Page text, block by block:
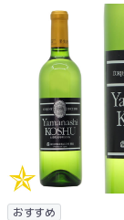
おすすめ